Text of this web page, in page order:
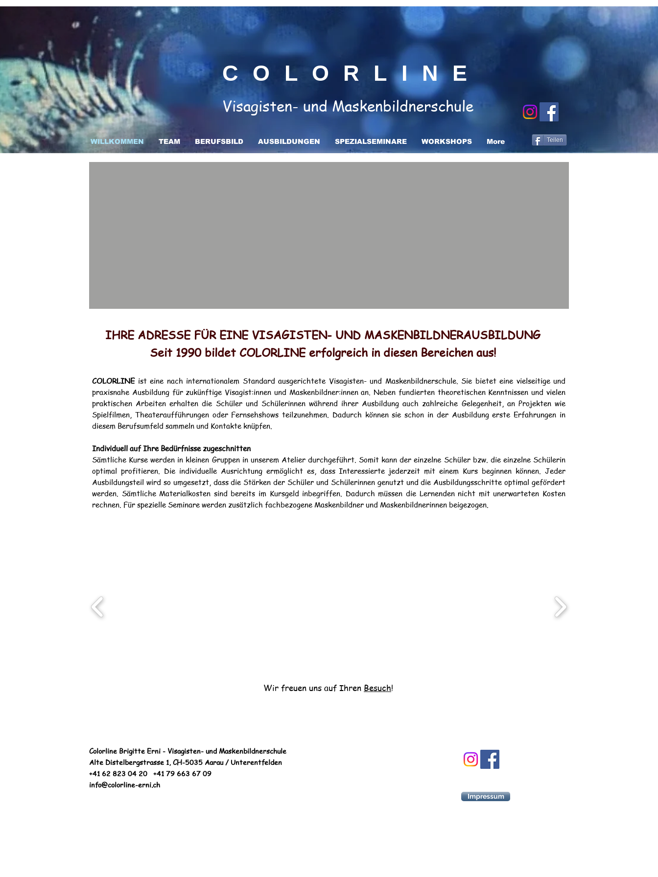
COLORLINE
Visagisten- und Maskenbildnerschule
Teilen
WILLKOMMEN TEAM BERUFSBILD AUSBILDUNGEN SPEZIALSEMINARE WORKSHOPS More
IHRE ADRESSE FÜR EINE VISAGISTEN- UND MASKENBILDNERAUSBILDUNG
Seit 1990 bildet COLORLINE erfolgreich in diesen Bereichen aus!
COLORLINE ist eine nach internationalem Standard ausgerichtete Visagisten- und Maskenbildnerschule. Sie bietet eine vielseitige und
praxisnahe Ausbildung für zukünftige Visagist:innen und Maskenbildner:innen an. Neben fundierten theoretischen Kenntnissen und vielen
praktischen Arbeiten erhalten die Schüler und Schülerinnen während ihrer Ausbildung auch zahlreiche Gelegenheit, an Projekten wie
Spielfilmen, Theateraufführungen oder Fernsehshows teilzunehmen. Dadurch können sie schon in der Ausbildung erste Erfahrungen in
diesem Berufsumfeld sammeln und Kontakte knüpfen.
Individuell auf Ihre Bedürfnisse zugeschnitten
Sämtliche Kurse werden in kleinen Gruppen in unserem Atelier durchgeführt. Somit kann der einzelne Schüler bzw. die einzelne Schülerin
optimal profitieren. Die individuelle Ausrichtung ermöglicht es, dass Interessierte jederzeit mit einem Kurs beginnen können. Jeder
Ausbildungsteil wird so umgesetzt, dass die Stärken der Schüler und Schülerinnen genutzt und die Ausbildungsschritte optimal gefördert
werden. Sämtliche Materialkosten sind bereits im Kursgeld inbegriffen. Dadurch müssen die Lernenden nicht mit unerwarteten Kosten
rechnen. Für spezielle Seminare werden zusätzlich fachbezogene Maskenbildner und Maskenbildnerinnen beigezogen.
Wir freuen uns auf Ihren Besuch!
Colorline Brigitte Erni - Visagisten- und Maskenbildnerschule
Alte Distelbergstrasse 1, CH-5035 Aarau / Unterentfelden
+41 62 823 04 20 +41 79 663 67 09
info@colorline-erni.ch
Impressum